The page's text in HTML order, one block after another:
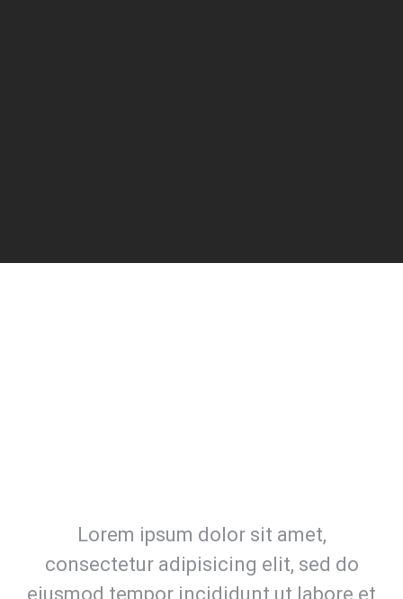
Lorem ipsum dolor sit amet,
consectetur adipisicing elit, sed do
eiusmod tempor incididunt ut labore et